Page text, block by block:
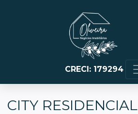
CRECI: 179294
CITY RESIDENCIAL